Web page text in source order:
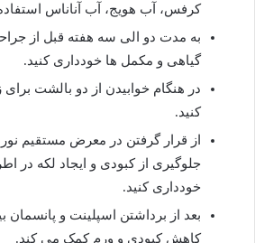
کرفس، آب هویج، آب آناناس
به مدت دو الی سه هفته قبل از
گیاهی و مکمل ها خودداری کنید.
در هنگام خوابیدن از دو بالشت
کنید.
از قرار گرفتن در معرض مستقیم
جلوگیری از کبودی و ایجاد لکه در
خودداری کنید.
بعد از برداشتن اسپلینت و
کاهش کبودی و ورم کمک می کند.